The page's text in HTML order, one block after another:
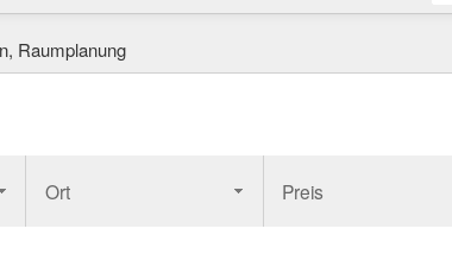
Raumplanung
Ort Preis